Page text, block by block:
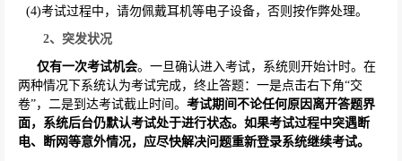
(4)考试过程中，请勿佩戴耳机等电子设备，否则按作弊处理。
2、突发状况
仅有一次考试机会。一旦确认进入考试，系统则开始计时。在
两种情况下系统认为考试完成，终止答题：一是点击右下角“交
卷”，二是到达考试截止时间。 考试期间不论任何原因离开答题界
面，系统后台仍默认考试处于进行状态。如果考试过程中突遇断
电、断网等意外情况，应尽快解决问题重新登录系统继续考试。